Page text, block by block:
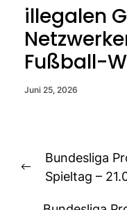
illegalen
Fußball-
Juni 25, 2026
Previous
Bundesliga
Spieltag –